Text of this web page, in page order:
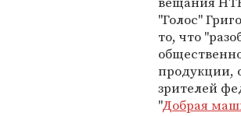
"Голос"
то, что
продукции,
зрителей
"Добрая